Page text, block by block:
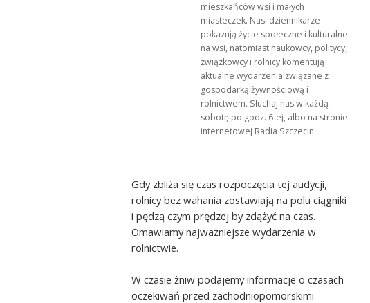
mieszkańców wsi i małych
miasteczek. Nasi dziennikarze
pokazują życie społeczne i kulturalne
na wsi, natomiast naukowcy, politycy,
związkowcy i rolnicy komentują
aktualne wydarzenia związane z
gospodarką żywnościową i
rolnictwem. Słuchaj nas w każdą
sobotę po godz. 6-ej, albo na stronie
internetowej Radia Szczecin.
Gdy zbliża się czas rozpoczęcia tej audycji,
rolnicy bez wahania zostawiają na polu ciągniki
i pędzą czym prędzej by zdążyć na czas.
Omawiamy najważniejsze wydarzenia w
rolnictwie.
W czasie żniw podajemy informacje o czasach
oczekiwań przed zachodniopomorskimi